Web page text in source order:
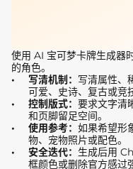
使用 AI 宝可梦卡牌生成器
的角色。
写清机制： 写清属性、
可爱、史诗、复古或竞
控制版式： 要求文字清
和页脚留足空间。
使用参考： 如果希望形
物、宠物照片或配色。
安全迭代： 生成后用
框颜色或删除官方感过